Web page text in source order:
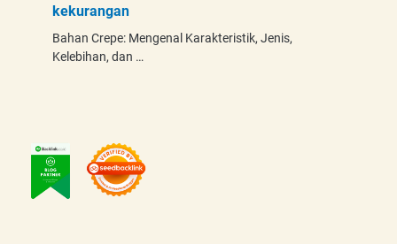
kekurangan
Bahan Crepe: Mengenal Karakteristik, Jenis,
Kelebihan, dan …